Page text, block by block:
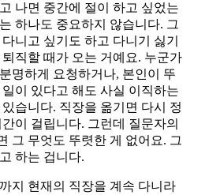
나면 중간에 절이 하고 싶었는
하나도 중요하지 않습니다. 그
니고 싶기도 하고 다니기 싫기
직할 때가 오는 거예요. 누군가
명하게 요청하거나, 본인이 뚜
이 있다고 해도 사실 이직하는
습니다. 직장을 옮기면 다시 정
이 걸립니다. 그런데 질문자의
그 무엇도 뚜렷한 게 없어요. 그
하는 겁니다.
지 현재의 직장을 계속 다니라